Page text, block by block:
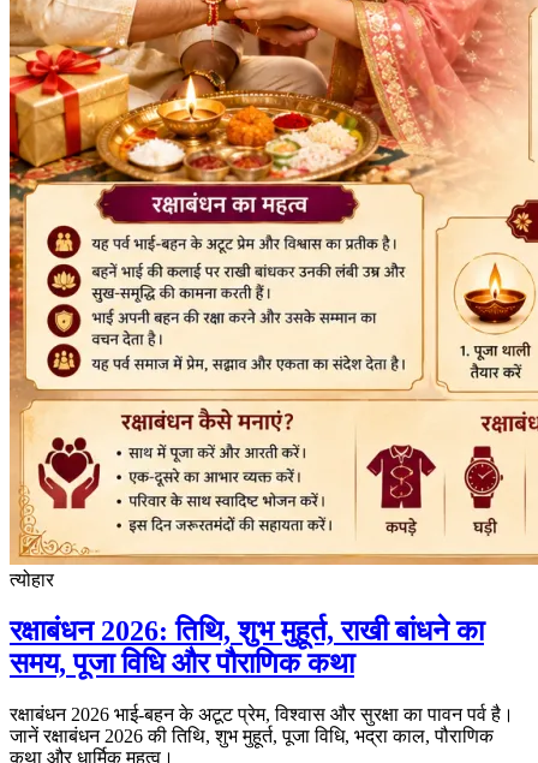
त्योहार
रक्षाबंधन 2026: तिथि, शुभ मुहूर्त, राखी बांधने का
समय, पूजा विधि और पौराणिक कथा
रक्षाबंधन 2026 भाई-बहन के अटूट प्रेम, विश्वास और सुरक्षा का पावन पर्व है।
जानें रक्षाबंधन 2026 की तिथि, शुभ मुहूर्त, पूजा विधि, भद्रा काल, पौराणिक
कथा और धार्मिक महत्व।